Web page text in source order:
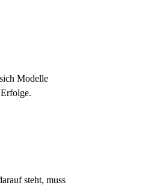
Modelle
steht, muss